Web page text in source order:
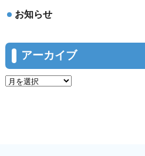
お知らせ
アーカイブ